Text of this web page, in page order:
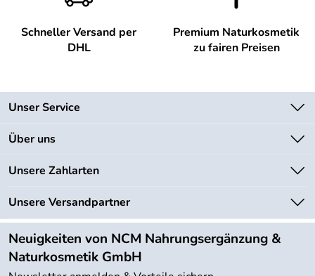
Schneller Versand per
DHL
Premium Naturkosmetik
zu fairen Preisen
Unser Service
Kontakt
Lieferbedingungen
Kundenlogin
Über uns
Unsere Bestseller
Neu
Angebote
Kundenbewertungen (754)
4,9/5*****
Unsere Zahlarten
Unsere Versandpartner
Neuigkeiten von NCM Nahrungsergänzung &
Naturkosmetik GmbH